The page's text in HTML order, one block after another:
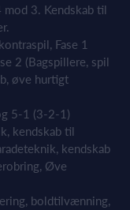
3. Kendskab til
Fase 1
2 (Bagspillere, spil
øve hurtigt
5-1 (3-2-1)
kendskab til
kendskab
Øve
boldtilvænning,